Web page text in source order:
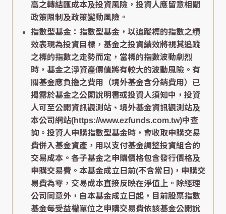
高之轉結匯成本及投資風險，投資人應留意相關
政策限制及政策變動風險。
指數型基金：指數型基金，以追蹤標的指數之績
效表現為投資目標，基金之投資績效將視其追蹤
之標的指數之走勢而定，當標的指數波動劇烈
時，基金之淨資產價值將有較大的波動風險。有
關基金應負擔之費用（境外基金含分銷費用）已
揭露於基金之公開說明書或投資人須知中，投資
人可至公開資訊觀測站、境外基金資訊觀測站及
本公司網站(https://www.ezfunds.com.tw)中查
詢。投資人申購指數型基金時，會收取申購交易
費併入基金資產，用以支付基金調整投資組合的
交易成本。各子基金之申購價格包含發行價格及
申購交易費。本基金成立日前(不含當日)，申購交
易費為零，交易成本直接反映在淨值上。除經理
公司同意外，自本基金成立日起，目前股票指數
基金每受益權單位之申購交易費依該基金公開說